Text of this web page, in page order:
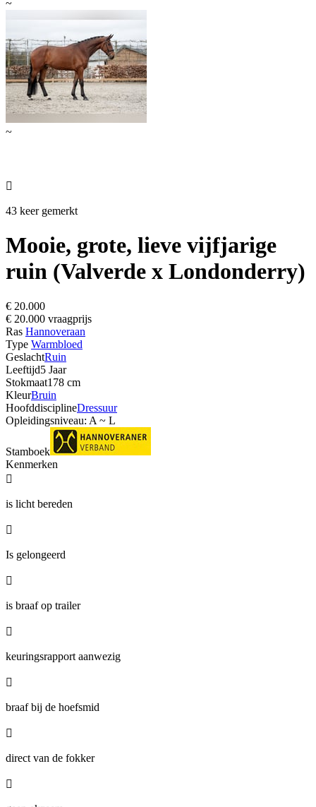
~
~

43 keer gemerkt
Mooie, grote, lieve vijfjarige
ruin (Valverde x Londonderry)
€ 20.000
€ 20.000 vraagprijs
Ras Hannoveraan
Type Warmbloed
GeslachtRuin
Leeftijd5 Jaar
Stokmaat178 cm
KleurBruin
HoofddisciplineDressuur
Opleidingsniveau: A ~ L
Stamboek
Kenmerken

is licht bereden

Is gelongeerd

is braaf op trailer

keuringsrapport aanwezig

braaf bij de hoefsmid

direct van de fokker
